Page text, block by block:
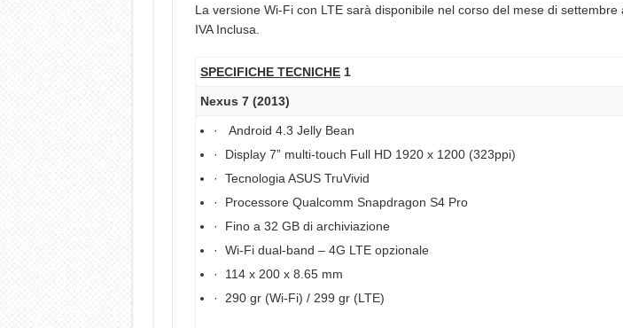
La versione Wi-Fi con LTE sarà disponibile nel corso del mese di settembre
IVA Inclusa.
SPECIFICHE TECNICHE 1
Nexus 7 (2013)
· Android 4.3 Jelly Bean
· Display 7” multi-touch Full HD 1920 x 1200 (323ppi)
· Tecnologia ASUS TruVivid
· Processore Qualcomm Snapdragon S4 Pro
· Fino a 32 GB di archiviazione
· Wi-Fi dual-band – 4G LTE opzionale
· 114 x 200 x 8.65 mm
· 290 gr (Wi-Fi) / 299 gr (LTE)